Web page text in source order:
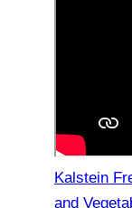
Kalstein
and